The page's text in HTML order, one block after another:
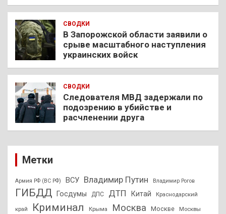
СВОДКИ
В Запорожской области заявили о
срыве масштабного наступления
украинских войск
СВОДКИ
Следователя МВД задержали по
подозрению в убийстве и
расчленении друга
Метки
Армия РФ (ВС РФ) ВСУ Владимир Путин Владимир Рогов
ГИБДД Госдумы ДПС ДТП Китай Краснодарский
край Криминал Крыма Москва Москве Москвы